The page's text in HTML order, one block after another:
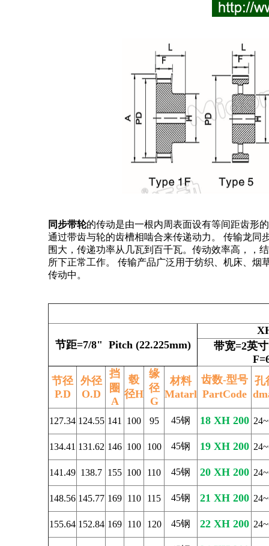
同步带轮的传动是由一根内周表面设有等间距齿形
通过带齿与轮的齿槽相啮合来传递动力。 传输龙同
围大，传递功率从几瓦到百千瓦。传动效率高，，
所下正常工作。 传输产品广泛用于纺织、机床、
传动中。
节距=7/8" Pitch (22.225mm)
带宽=2英
节径
P.D
外径
O.D
挡
圈
A
毂
径H
缘
径
G
材料
Matarl
齿数-型号
PartCode
孔
127.34 124.55 141 100 95 45钢 18 XH 200
134.41 131.62 146 100 100 45钢 19 XH 200
141.49 138.7 155 100 110 45钢 20 XH 200
148.56 145.77 169 110 115 45钢 21 XH 200
155.64 152.84 169 110 120 45钢 22 XH 200